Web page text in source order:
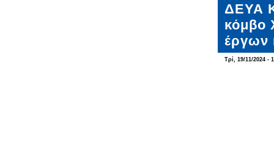
ΔΕΥΑ
κόμβο
έργων
Τρί, 19/11/2024 -